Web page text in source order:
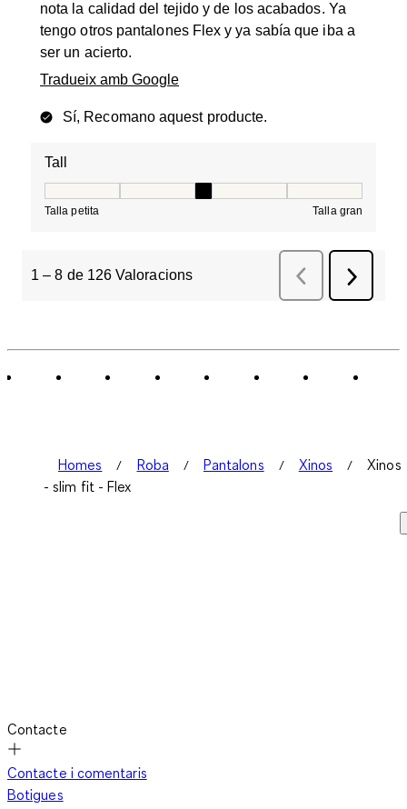
nota la calidad del tejido y de los acabados. Ya
tengo otros pantalones Flex y ya sabía que iba a
ser un acierto.
Tradueix amb Google
Sí, Recomano aquest producte.
Tall
Talla petita Talla gran
1 – 8 de 126 Valoracions Anterior Valoracions
Següent
Homes Roba Pantalons Xinos
Xinos
- slim fit - Flex
Contacte
Contacte i comentaris
Botigues